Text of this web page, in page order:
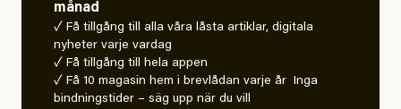
månad
✓ Få tillgång till alla våra låsta artiklar, digitala
nyheter varje vardag
✓ Få tillgång till hela appen
✓ Få 10 magasin hem i brevlådan varje år Inga
bindningstider – säg upp när du vill